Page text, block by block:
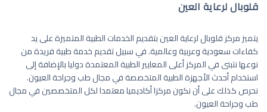
قلوبال لرعاية العين
يتميز مركز قلوبال لرعاية العين بتقديم الخدمات الطبية المتميزة على يد
كفاءات سعودية وعربية وعالمية. في سبيل تقديم خدمة طبية فريدة من
نوعها نتبنى في المركز أعلى المعايير الطبية المعتمدة دوليا بالإضافة إلى
استخدام أحدث الأجهزة الطبية المتخصصة في مجال طب وجراحة العيون.
نحرص كذلك على أن نكون مركزا أكاديميا معتمدا لكل المتخصصين في مجال
طب وجراحة العيون.